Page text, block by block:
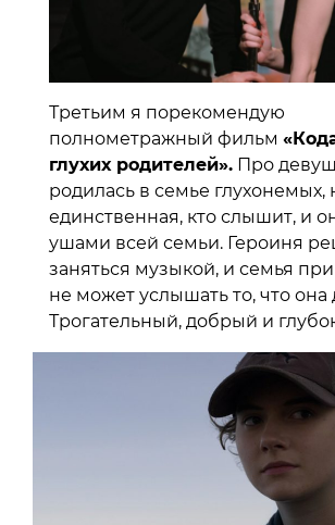
Третьим я порекомендую
полнометражный фильм
глухих родителей». Про
родилась в семье глухонемых,
единственная, кто слышит, и
ушами всей семьи. Героиня
заняться музыкой, и семья
не может услышать то, что она
Трогательный, добрый и